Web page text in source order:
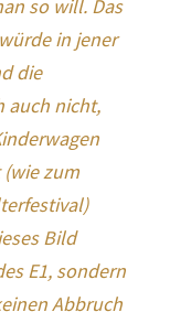
so will. Das
in jener
die
auch nicht,
zum
Bild
E1, sondern
Abbruch